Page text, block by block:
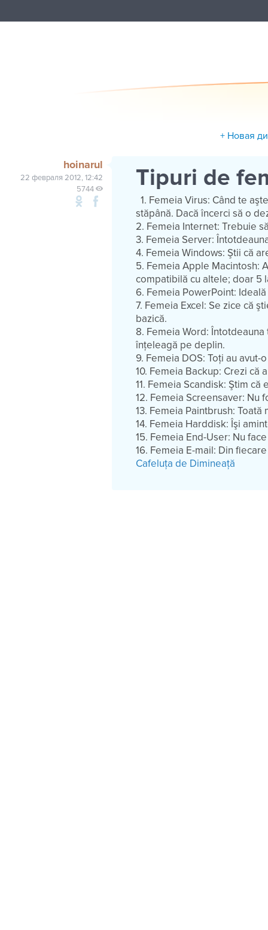
+ Новая
hoinarul
22 февраля 2012, 12:42
5744
Tipuri de
1. Femeia Virus: Când te
stăpână. Dacă încerci să o
2. Femeia Internet: Trebuie
3. Femeia Server:
4. Femeia Windows: Ştii că
5. Femeia Apple Macintosh:
compatibilă cu altele; doar 5
6. Femeia PowerPoint:
7. Femeia Excel: Se zice că
bazică.
8. Femeia Word: Întotdeauna
înţeleagă pe deplin.
9. Femeia DOS: Toţi au avut-
10. Femeia Backup: Crezi că
11. Femeia Scandisk: Ştim că
12. Femeia Screensaver: Nu
13. Femeia Paintbrush: Toată
14. Femeia Harddisk: Îşi
15. Femeia End-User: Nu
16. Femeia E-mail: Din
Cafeluţa de Dimineaţă